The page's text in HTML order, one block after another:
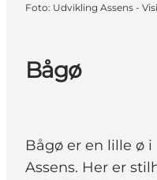
Bågø
Bågø er en lille ø
Assens. Her er
Foto: Udvikling Assens -